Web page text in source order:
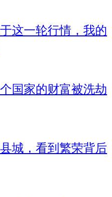
这一轮行情，我的
国家的财富被洗劫
城，看到繁荣背后